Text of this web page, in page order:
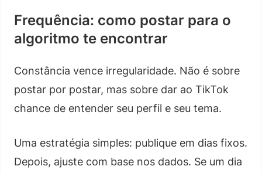
Frequência: como postar para o
algoritmo te encontrar
Constância vence irregularidade. Não é sobre
postar por postar, mas sobre dar ao TikTok
chance de entender seu perfil e seu tema.
Uma estratégia simples: publique em dias fixos.
Depois, ajuste com base nos dados. Se um dia